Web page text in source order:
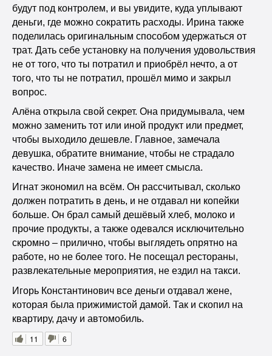
будут под контролем, и вы увидите, куда уплывают
деньги, где можно сократить расходы. Ирина также
поделилась оригинальным способом удержаться от
трат. Дать себе установку на получения удовольствия
не от того, что ты потратил и приобрёл нечто, а от
того, что ты не потратил, прошёл мимо и закрыл
вопрос.
Алёна открыла свой секрет. Она придумывала, чем
можно заменить тот или иной продукт или предмет,
чтобы выходило дешевле. Главное, замечала
девушка, обратите внимание, чтобы не страдало
качество. Иначе замена не имеет смысла.
Игнат экономил на всём. Он рассчитывал, сколько
должен потратить в день, и не отдавал ни копейки
больше. Он брал самый дешёвый хлеб, молоко и
прочие продукты, а также одевался исключительно
скромно – прилично, чтобы выглядеть опрятно на
работе, но не более того. Не посещал рестораны,
развлекательные мероприятия, не ездил на такси.
Игорь Константинович все деньги отдавал жене,
которая была прижимистой дамой. Так и скопил на
квартиру, дачу и автомобиль.
11
6